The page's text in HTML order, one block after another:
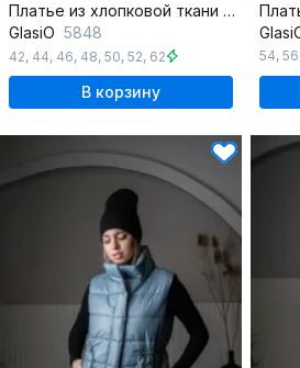
Платье из хлопковой ткани с разрезами и резинкой на низе
GlasiO 5848
42, 44, 46, 48, 50, 52, 62
В корзину
54, 56